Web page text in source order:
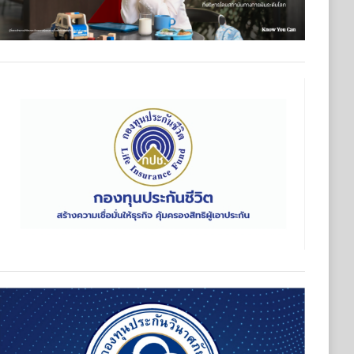
มเดินหน้าปรับทัพผู้บริหารคนรุ่นใหม่ และประกาศวิสัยทัศน์ครั้งส